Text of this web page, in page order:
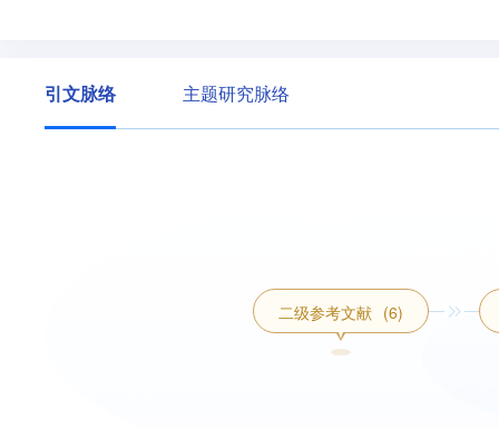
引文脉络 主题研究脉络
二级参考文献 (6)